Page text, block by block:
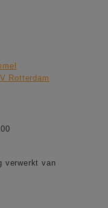
Rotterdam
verwerkt van